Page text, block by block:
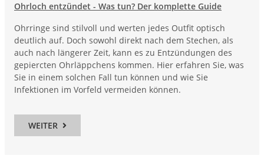
Ohrloch entzündet - Was tun? Der komplette Guide
Ohrringe sind stilvoll und werten jedes Outfit optisch
deutlich auf. Doch sowohl direkt nach dem Stechen, als
auch nach längerer Zeit, kann es zu Entzündungen des
gepiercten Ohrläppchens kommen. Hier erfahren Sie, was
Sie in einem solchen Fall tun können und wie Sie
Infektionen im Vorfeld vermeiden können.
WEITER